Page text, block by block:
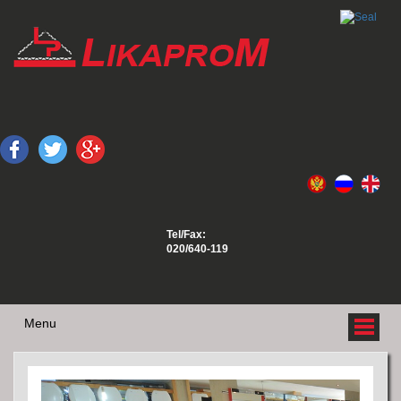
Tel/Fax:
020/640-119
Menu